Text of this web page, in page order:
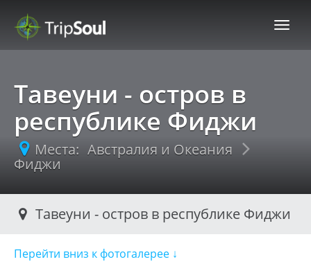
TripSoul!
Тавеуни - остров в
республике Фиджи
Места: Австралия и Океания
Фиджи
Тавеуни - остров в республике Фиджи
Перейти вниз к фотогалерее ↓